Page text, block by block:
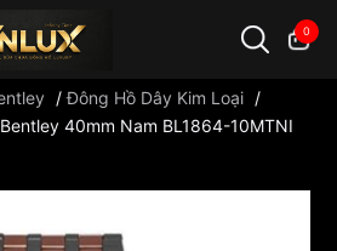
0
/Đông Hồ Dây Kim Loại /
Bentley 40mm Nam BL1864-10MTNI